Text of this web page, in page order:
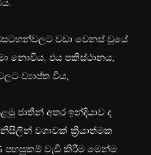
වඩා වෙනස් වූයේ
නොවීය. එය පකිස්ථානය,
ව්‍යාප්ත විය,
ජාතීන් අතර ඉන්දියාව ද
වගාවක් ක්‍රියාත්මක
පහසුකම් වැඩි කිරීම මෙන්ම